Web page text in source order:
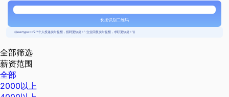
长按识别二维码
{{usertype=='2'?'个人投递实时提醒，招聘更快捷！':'企业回复实时提醒，求职更快捷！'}}
全部筛选
薪资范围
全部
2000以上